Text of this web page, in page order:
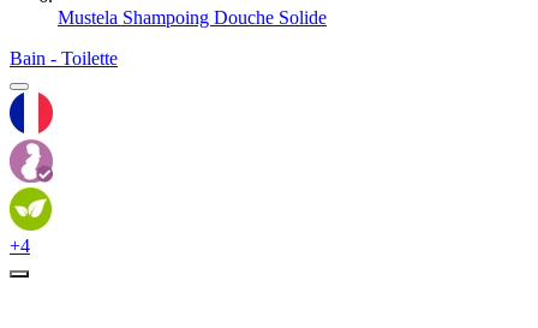
Mustela Shampoing Douche Solide
Bain - Toilette
+4